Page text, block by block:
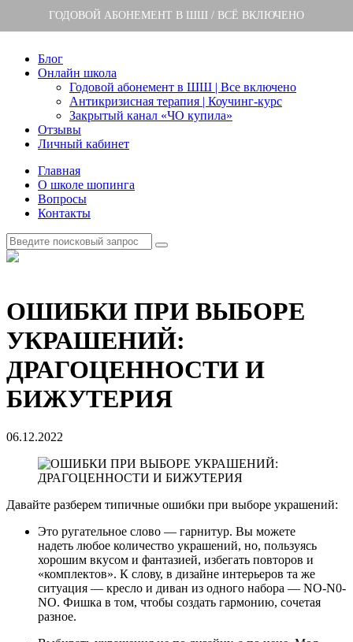
ГОДОВОЙ АБОНЕМЕНТ В ШШ / ВСЁ ВКЛЮЧЕНО
Блог
Онлайн школа
Годовой абонемент в ШШ | Все включено
Антикризисная терапия | Коучинг-курс
Закрытый канал «ЧО купила»
Отзывы
Личный кабинет
Главная
О школе шопинга
Вопросы
Контакты
ОШИБКИ ПРИ ВЫБОРЕ
УКРАШЕНИЙ:
ДРАГОЦЕННОСТИ И
БИЖУТЕРИЯ
06.12.2022
Давайте разберем типичные ошибки при выборе украшений:
Это ругательное слово — гарнитур. Вы можете
надеть любое количество украшений, но, пользуясь
хорошим вкусом и фантазией, избегать повторов и
«комплектов». К слову, в дизайне интерьеров та же
ситуация — кресло и диван из одного набора — NO-N0-
NO. Фишка в том, чтобы создать гармонию, сочетая
разное.